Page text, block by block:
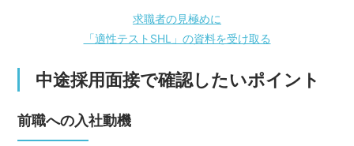
求職者の見極めに
「適性テストSHL」の資料を受け取る
中途採用面接で確認したいポイント
前職への入社動機